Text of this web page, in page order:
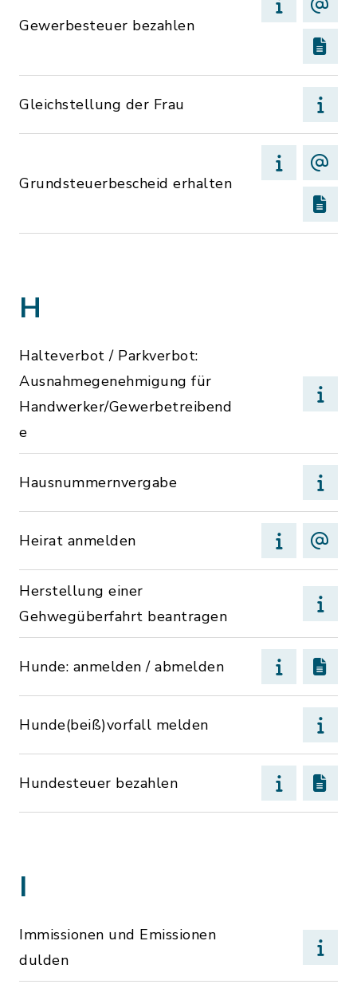
Gewerbesteuer bezahlen
Gleichstellung der Frau
Grundsteuerbescheid erhalten
H
Halteverbot / Parkverbot:
Ausnahmegenehmigung für
Handwerker/Gewerbetreibend
e
Hausnummernvergabe
Heirat anmelden
Herstellung einer
Gehwegüberfahrt beantragen
Hunde: anmelden / abmelden
Hunde(beiß)vorfall melden
Hundesteuer bezahlen
I
Immissionen und Emissionen
dulden